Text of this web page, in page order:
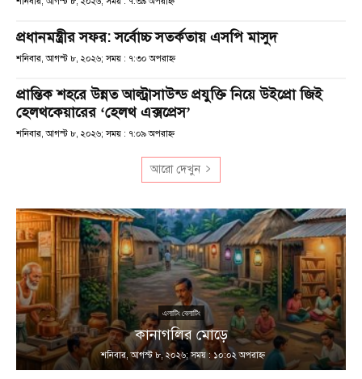
প্রধানমন্ত্রীর সফর: সর্বোচ্চ সতর্কতায় এসপি মাসুদ
শনিবার, আগস্ট ৮, ২০২৬; সময় : ৭:৩০ অপরাহ্ণ
প্রান্তিক শহরে উন্নত আল্ট্রাসাউন্ড প্রযুক্তি নিয়ে উইপ্রো জিই
হেলথকেয়ারের ‘হেলথ এক্সপ্রেস’
শনিবার, আগস্ট ৮, ২০২৬; সময় : ৭:০৯ অপরাহ্ণ
আরো দেখুন
এলাটিং বেলাটিং
কানাগলির মোড়ে
শনিবার, আগস্ট ৮, ২০২৬; সময় : ১০:০২ অপরাহ্ণ